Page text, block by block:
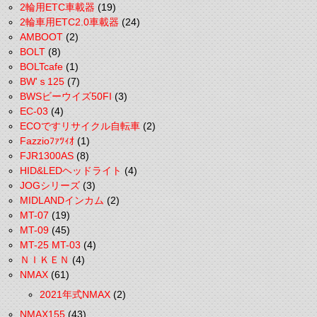
2輪用ETC車載器(19)
2輪車用ETC2.0車載器(24)
AMBOOT(2)
BOLT(8)
BOLTcafe(1)
BW'ｓ125(7)
BWSビーウイズ50FI(3)
EC-03(4)
ECOですリサイクル自転車(2)
Fazzioﾌｧﾂｨｵ(1)
FJR1300AS(8)
HID&LEDヘッドライト(4)
JOGシリーズ(3)
MIDLANDインカム(2)
MT-07(19)
MT-09(45)
MT-25 MT-03(4)
ＮＩＫＥＮ(4)
NMAX(61)
2021年式NMAX(2)
NMAX155(43)